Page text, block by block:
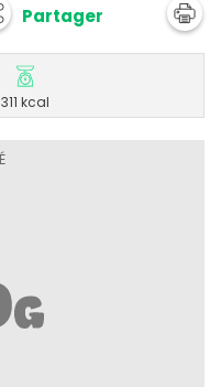
Partager
311 kcal